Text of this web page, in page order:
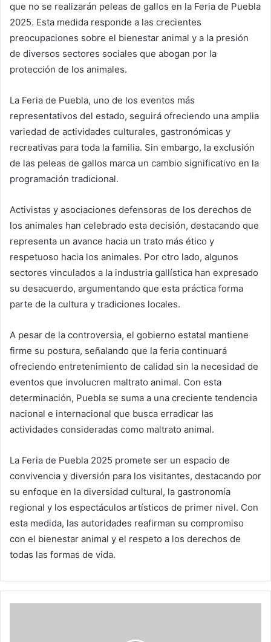
que no se realizarán peleas de gallos en la Feria de Puebla
2025. Esta medida responde a las crecientes
preocupaciones sobre el bienestar animal y a la presión
de diversos sectores sociales que abogan por la
protección de los animales.
La Feria de Puebla, uno de los eventos más
representativos del estado, seguirá ofreciendo una amplia
variedad de actividades culturales, gastronómicas y
recreativas para toda la familia. Sin embargo, la exclusión
de las peleas de gallos marca un cambio significativo en la
programación tradicional.
Activistas y asociaciones defensoras de los derechos de
los animales han celebrado esta decisión, destacando que
representa un avance hacia un trato más ético y
respetuoso hacia los animales. Por otro lado, algunos
sectores vinculados a la industria gallística han expresado
su desacuerdo, argumentando que esta práctica forma
parte de la cultura y tradiciones locales.
A pesar de la controversia, el gobierno estatal mantiene
firme su postura, señalando que la feria continuará
ofreciendo entretenimiento de calidad sin la necesidad de
eventos que involucren maltrato animal. Con esta
determinación, Puebla se suma a una creciente tendencia
nacional e internacional que busca erradicar las
actividades consideradas como maltrato animal.
La Feria de Puebla 2025 promete ser un espacio de
convivencia y diversión para los visitantes, destacando por
su enfoque en la diversidad cultural, la gastronomía
regional y los espectáculos artísticos de primer nivel. Con
esta medida, las autoridades reafirman su compromiso
con el bienestar animal y el respeto a los derechos de
todas las formas de vida.